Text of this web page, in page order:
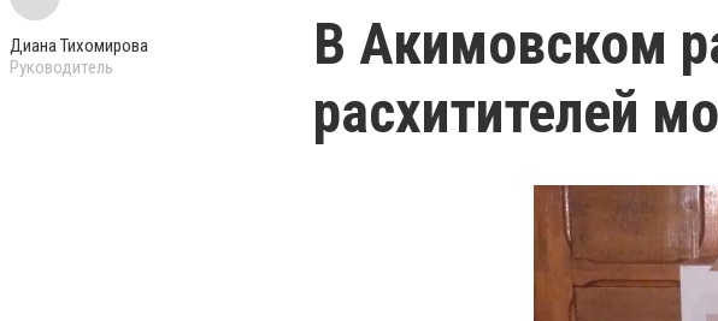
Диана Тихомирова
Руководитель
В Акимовском
расхитителей